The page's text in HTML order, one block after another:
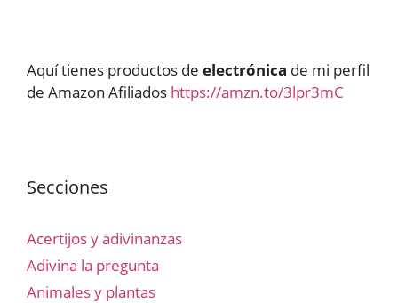
Aquí tienes productos de electrónica de mi perfil
de Amazon Afiliados https://amzn.to/3lpr3mC
Secciones
Acertijos y adivinanzas
Adivina la pregunta
Animales y plantas